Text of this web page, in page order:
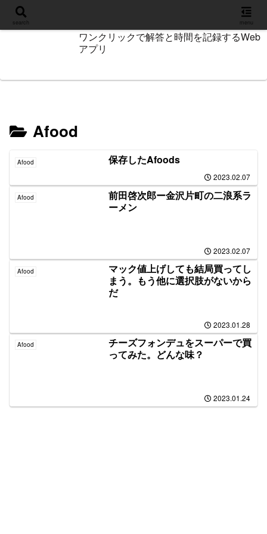
ワンクリックで解答と時間を記録するWeb
アプリ
Afood
Afood 保存したAfoods
2023.02.07
Afood
前田啓次郎ー金沢片町の二浪系ラ
ーメン
2023.02.07
Afood
マック値上げしても結局買ってし
まう。もう他に選択肢がないから
だ
2023.01.28
Afood
チーズフォンデュをスーパーで買
ってみた。どんな味？
2023.01.24
search menu